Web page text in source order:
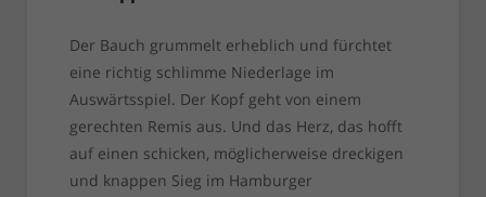
Der Bauch grummelt erheblich und fürchtet
eine richtig schlimme Niederlage im
Auswärtsspiel. Der Kopf geht von einem
gerechten Remis aus. Und das Herz, das hofft
auf einen schicken, möglicherweise dreckigen
und knappen Sieg im Hamburger